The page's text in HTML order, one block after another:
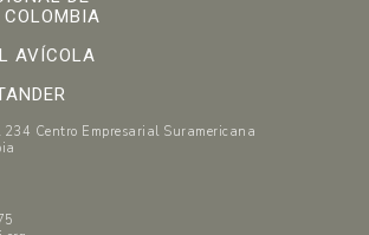
COLOMBIA
AVÍCOLA
Centro Empresarial Suramericana